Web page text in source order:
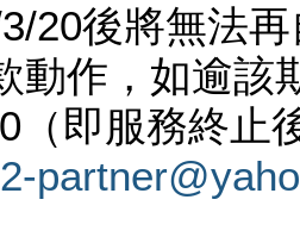
20後將無法
動作，如逾該
（即服務終止